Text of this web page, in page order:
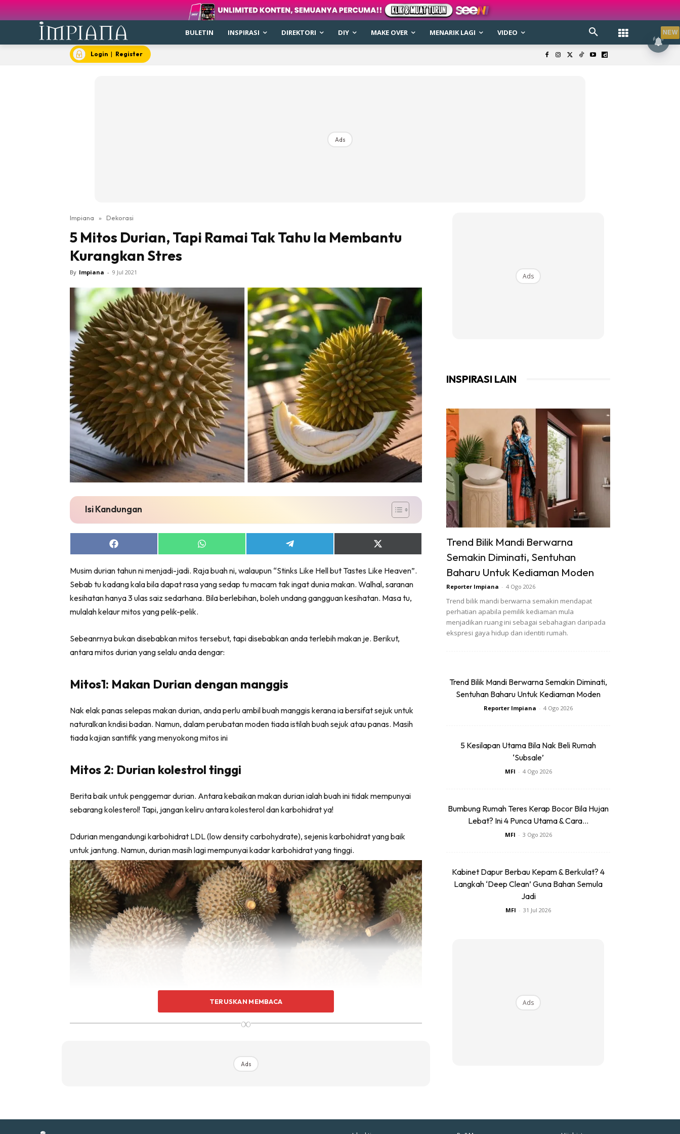
Buletin
Inspirasi
Bilik Air
Bilik Tidur
Ruang Makan
Ruang Tamu
Direktori
Interior Design
Landskap
DIY
Bilik Air
Bilik Tidur
Dapur
Bilik Tidur
Ruang Tamu
Menarik Lagi
Makeover Ruang Selebriti
Hartanah
High Rise
Landed
Video
Ilham Impiana
Ilham Impiana 360
Ilham Impiana Inspirasi Selebriti
Casa Impiana
Impiana MakeOver
Lahar Dekor
Sembang Dekor
Sembang Laman
Tip Impiana
Tip Laman
BULETIN INSPIRASI DIREKTORI DIY MAKE OVER MENARIK LAGI VIDEO
Login | Register
Ads
Impiana » Dekorasi
5 Mitos Durian, Tapi Ramai Tak Tahu Ia Membantu
Kurangkan Stres
By Impiana - 9 Jul 2021
Isi Kandungan
Share
on
Share
on
Share
on
Share
on
(Twitter)
Musim durian tahun ni menjadi-jadi. Raja buah ni, walaupun “Stinks Like Hell but Tastes Like Heaven”.
Sebab tu kadang kala bila dapat rasa yang sedap tu macam tak ingat dunia makan. Walhal, saranan
kesihatan hanya 3 ulas saiz sedarhana. Bila berlebihan, boleh undang gangguan kesihatan. Masa tu,
mulalah kelaur mitos yang pelik-pelik.
Sebeanrnya bukan disebabkan mitos tersebut, tapi disebabkan anda terlebih makan je. Berikut,
antara mitos durian yang selalu anda dengar:
Mitos1: Makan Durian dengan manggis
Nak elak panas selepas makan durian, anda perlu ambil buah manggis kerana ia bersifat sejuk untuk
naturalkan kndisi badan. Namun, dalam perubatan moden tiada istilah buah sejuk atau panas. Masih
tiada kajian santifik yang menyokong mitos ini
Mitos 2: Durian kolestrol tinggi
Berita baik untuk penggemar durian. Antara kebaikan makan durian ialah buah ini tidak mempunyai
sebarang kolesterol! Tapi, jangan keliru antara kolesterol dan karbohidrat ya!
Ddurian mengandungi karbohidrat LDL (low density carbohydrate), sejenis karbohidrat yang baik
untuk jantung. Namun, durian masih lagi mempunyai kadar karbohidrat yang tinggi.
TERUSKAN MEMBACA
∞
Ads
Ads
INSPIRASI LAIN
Trend Bilik Mandi Berwarna
Semakin Diminati, Sentuhan
Baharu Untuk Kediaman Moden
Reporter Impiana - 4 Ogo 2026
Trend bilik mandi berwarna semakin mendapat
perhatian apabila pemilik kediaman mula
menjadikan ruang ini sebagai sebahagian daripada
ekspresi gaya hidup dan identiti rumah.
Trend Bilik Mandi Berwarna Semakin Diminati,
Sentuhan Baharu Untuk Kediaman Moden
Reporter Impiana - 4 Ogo 2026
5 Kesilapan Utama Bila Nak Beli Rumah
‘Subsale’
MFI - 4 Ogo 2026
Bumbung Rumah Teres Kerap Bocor Bila Hujan
Lebat? Ini 4 Punca Utama & Cara...
MFI - 3 Ogo 2026
Kabinet Dapur Berbau Kepam & Berkulat? 4
Langkah ‘Deep Clean’ Guna Bahan Semula
Jadi
MFI - 31 Jul 2026
Ads
NEW